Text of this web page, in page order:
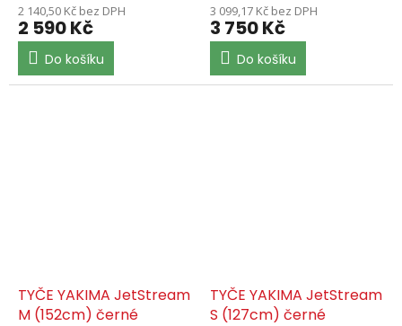
2 140,50 Kč bez DPH
2 590 Kč
Do košíku
3 099,17 Kč bez DPH
3 750 Kč
Do košíku
TYČE YAKIMA JetStream
M (152cm) černé
TYČE YAKIMA JetStream
S (127cm) černé